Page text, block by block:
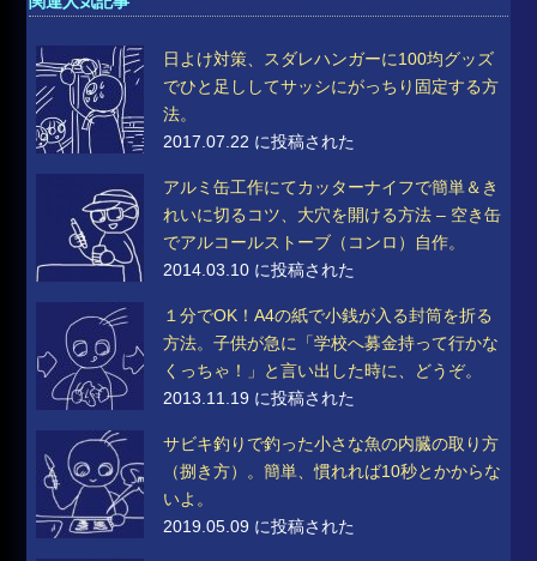
日よけ対策、スダレハンガーに100均グッズ
でひと足ししてサッシにがっちり固定する方
法。
2017.07.22 に投稿された
アルミ缶工作にてカッターナイフで簡単＆き
れいに切るコツ、大穴を開ける方法 – 空き缶
でアルコールストーブ（コンロ）自作。
2014.03.10 に投稿された
１分でOK！A4の紙で小銭が入る封筒を折る
方法。子供が急に「学校へ募金持って行かな
くっちゃ！」と言い出した時に、どうぞ。
2013.11.19 に投稿された
サビキ釣りで釣った小さな魚の内臓の取り方
（捌き方）。簡単、慣れれば10秒とかからな
いよ。
2019.05.09 に投稿された